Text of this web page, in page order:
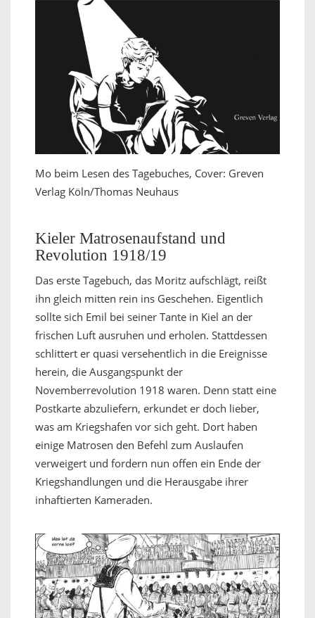
Mo beim Lesen des Tagebuches, Cover: Greven
Verlag Köln/Thomas Neuhaus
Kieler Matrosenaufstand und
Revolution 1918/19
Das erste Tagebuch, das Moritz aufschlägt, reißt
ihn gleich mitten rein ins Geschehen. Eigentlich
sollte sich Emil bei seiner Tante in Kiel an der
frischen Luft ausruhen und erholen. Stattdessen
schlittert er quasi versehentlich in die Ereignisse
herein, die Ausgangspunkt der
Novemberrevolution 1918 waren. Denn statt eine
Postkarte abzuliefern, erkundet er doch lieber,
was am Kriegshafen vor sich geht. Dort haben
einige Matrosen den Befehl zum Auslaufen
verweigert und fordern nun offen ein Ende der
Kriegshandlungen und die Herausgabe ihrer
inhaftierten Kameraden.